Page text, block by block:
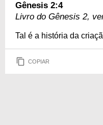
Gênesis 2:4
Livro do Gênesis 2,
Tal é a história da
COPIAR